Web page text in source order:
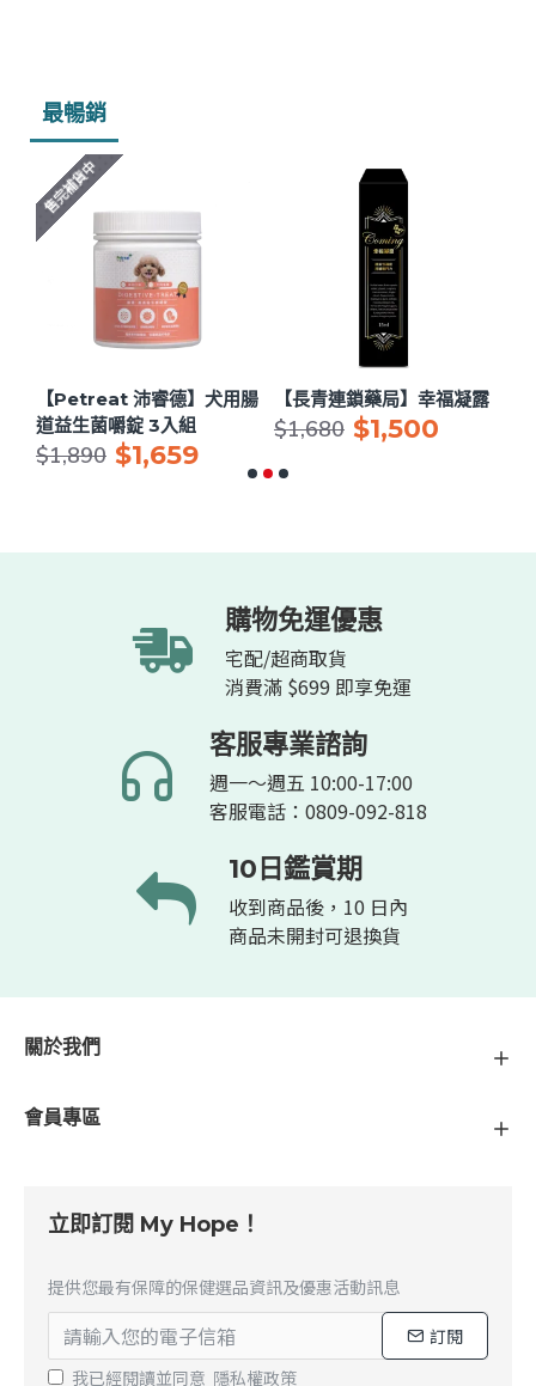
最暢銷
售完補貨中
【Petreat 沛睿德】犬用腸
道益生菌嚼錠 3入組
$1,659
$1,890
【長青連鎖藥局】幸福凝露
$1,500
$1,680
購物免運優惠
宅配/超商取貨
消費滿 $699 即享免運
客服專業諮詢
週一～週五 10:00-17:00
客服電話：0809-092-818
10日鑑賞期
收到商品後，10 日內
商品未開封可退換貨
關於我們
會員專區
立即訂閱 My Hope！
提供您最有保障的保健選品資訊及優惠活動訊息
訂閱
我已經閱讀並同意 隱私權政策